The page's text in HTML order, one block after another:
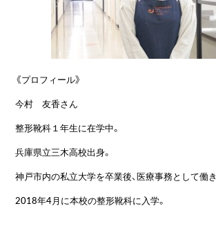
《プロフィール》
今村 友香さん
整形靴科１年生に在学中。
兵庫県立三木高校出身。
神戸市内の私立大学を卒業後、医療事務として働き
2018年4月に本校の整形靴科に入学。